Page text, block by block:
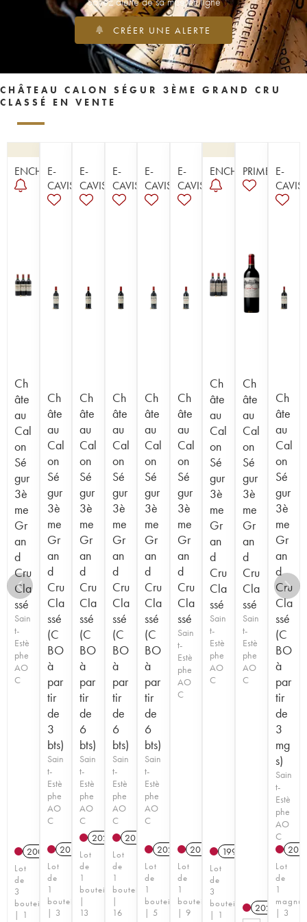
CRÉER UNE ALERTE
CHÂTEAU CALON SÉGUR 3ÈME GRAND CRU
CLASSÉ EN VENTE
ENCHÈRE
Ch
âte
au
Cal
on
Sé
gur
3è
me
Gr
an
d
Cru
Cla
ssé
Sain
t-
Estè
phe
AO
C
2008
Lot
de
3
bouteilles
| 1
E-
CAVISTE
Ch
âte
au
Cal
on
Sé
gur
3è
me
Gr
an
d
Cru
Cla
ssé
(C
BO
à
par
tir
de
3
bts)
Sain
t-
Estè
phe
AO
C
2023
Lot
de
1
bouteille
| 3
E-
CAVISTE
Ch
âte
au
Cal
on
Sé
gur
3è
me
Gr
an
d
Cru
Cla
ssé
(C
BO
à
par
tir
de
6
bts)
Sain
t-
Estè
phe
AO
C
2021 T
Lot
de
1
bouteille
|
13
E-
CAVISTE
Ch
âte
au
Cal
on
Sé
gur
3è
me
Gr
an
d
Cru
Cla
ssé
(C
BO
à
par
tir
de
6
bts)
Sain
t-
Estè
phe
AO
C
2020
Lot
de
1
bouteille
|
16
E-
CAVISTE
Ch
âte
au
Cal
on
Sé
gur
3è
me
Gr
an
d
Cru
Cla
ssé
(C
BO
à
par
tir
de
6
bts)
Sain
t-
Estè
phe
AO
C
2023 T
Lot
de
1
bouteille
| 5
E-
CAVISTE
Ch
âte
au
Cal
on
Sé
gur
3è
me
Gr
an
d
Cru
Cla
ssé
Sain
t-
Estè
phe
AO
C
2019
Lot
de
1
bouteille
| 9
ENCHÈRE
Ch
âte
au
Cal
on
Sé
gur
3è
me
Gr
an
d
Cru
Cla
ssé
Sain
t-
Estè
phe
AO
C
1997
Lot
de
3
bouteilles
| 1
PRIMEUR
Ch
âte
au
Cal
on
Sé
gur
3è
me
Gr
an
d
Cru
Cla
ssé
Sain
t-
Estè
phe
AO
C
2025 T
E-
Ch
âte
au
Cal
on
Sé
gur
3è
me
Gr
an
d
Cru
Cla
ssé
(C
BO
à
par
tir
de
3
mg
s)
Sain
t-
Estè
phe
AO
C
Lot
de
1
| 3